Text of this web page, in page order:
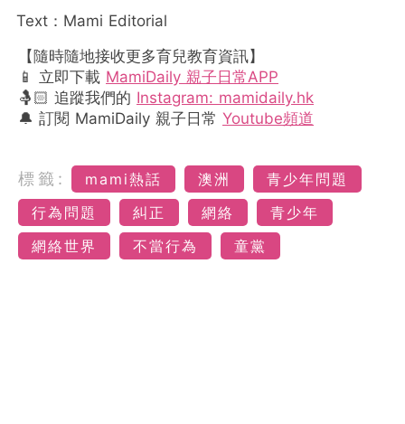
Text：Mami Editorial
【隨時隨地接收更多育兒教育資訊】
📱 立即下載 MamiDaily 親子日常APP
🤱🏻 追蹤我們的 Instagram: mamidaily.hk
🔔 訂閱 MamiDaily 親子日常 Youtube頻道
標籤: mami熱話 澳洲
青少年問題
行為問題
糾正 網絡
青少年
網絡世界
不當行為 童黨